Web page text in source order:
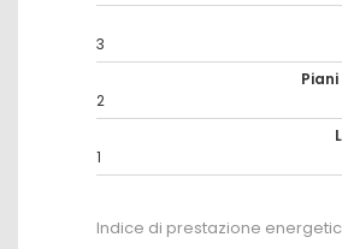
3
2
1
Indice di prestazione